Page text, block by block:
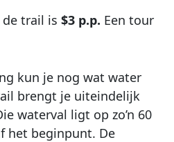
trail is $3 p.p. Een tour
kun je nog wat water
brengt je uiteindelijk
waterval ligt op zo’n 60
het beginpunt. De